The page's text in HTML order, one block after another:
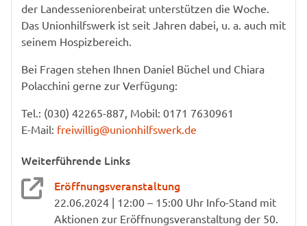
der Landesseniorenbeirat unterstützen die Woche.
Das Unionhilfswerk ist seit Jahren dabei, u. a. auch mit
seinem Hospizbereich.
Bei Fragen stehen Ihnen Daniel Büchel und Chiara
Polacchini gerne zur Verfügung:
Tel.: (030) 42265-887, Mobil: 0171 7630961
E-Mail: freiwillig@unionhilfswerk.de
Weiterführende Links
Eröffnungsveranstaltung
22.06.2024 | 12:00 – 15:00 Uhr Info-Stand mit
Aktionen zur Eröffnungsveranstaltung der 50.